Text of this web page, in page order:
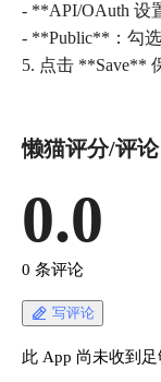
- **API/OAuth 设
- **Public**：勾
5. 点击 **Save**
懒猫评分/评论
0.0
0 条评论
写评论
此 App 尚未收到